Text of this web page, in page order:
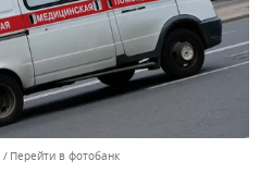
Перейти в фотобанк